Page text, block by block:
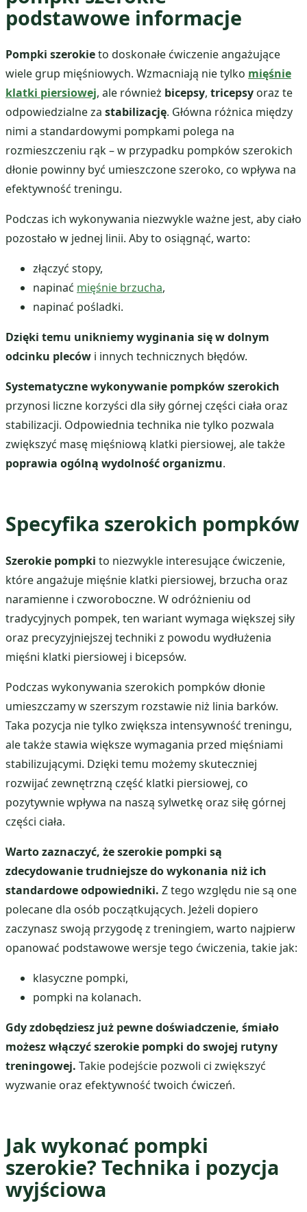
podstawowe informacje
Pompki szerokieto doskonałe ćwiczenie angażujące
wiele grup mięśniowych. Wzmacniają nie tylko mięśnie
klatki piersiowej, ale również bicepsy, tricepsy oraz te
odpowiedzialne za stabilizację. Główna różnica między
nimi a standardowymi pompkami polega na
rozmieszczeniu rąk – w przypadku pompków szerokich
dłonie powinny być umieszczone szeroko, co wpływa na
efektywność treningu.
Podczas ich wykonywania niezwykle ważne jest, aby ciało
pozostało w jednej linii. Aby to osiągnąć, warto:
złączyć stopy,
napinać mięśnie brzucha,
napinać pośladki.
Dzięki temu unikniemy wyginania się w dolnym
odcinku pleców i innych technicznych błędów.
Systematyczne wykonywanie pompków szerokich
przynosi liczne korzyści dla siły górnej części ciała oraz
stabilizacji. Odpowiednia technika nie tylko pozwala
zwiększyć masę mięśniową klatki piersiowej, ale także
poprawia ogólną wydolność organizmu.
Specyfika szerokich pompków
Szerokie pompki to niezwykle interesujące ćwiczenie,
które angażuje mięśnie klatki piersiowej, brzucha oraz
naramienne i czworoboczne. W odróżnieniu od
tradycyjnych pompek, ten wariant wymaga większej siły
oraz precyzyjniejszej techniki z powodu wydłużenia
mięśni klatki piersiowej i bicepsów.
Podczas wykonywania szerokich pompków dłonie
umieszczamy w szerszym rozstawie niż linia barków.
Taka pozycja nie tylko zwiększa intensywność treningu,
ale także stawia większe wymagania przed mięśniami
stabilizującymi. Dzięki temu możemy skuteczniej
rozwijać zewnętrzną część klatki piersiowej, co
pozytywnie wpływa na naszą sylwetkę oraz siłę górnej
części ciała.
Warto zaznaczyć, że szerokie pompki są
zdecydowanie trudniejsze do wykonania niż ich
standardowe odpowiedniki. Z tego względu nie są one
polecane dla osób początkujących. Jeżeli dopiero
zaczynasz swoją przygodę z treningiem, warto najpierw
opanować podstawowe wersje tego ćwiczenia, takie jak:
klasyczne pompki,
pompki na kolanach.
Gdy zdobędziesz już pewne doświadczenie, śmiało
możesz włączyć szerokie pompki do swojej rutyny
treningowej. Takie podejście pozwoli ci zwiększyć
wyzwanie oraz efektywność twoich ćwiczeń.
Jak wykonać pompki
szerokie? Technika i pozycja
wyjściowa